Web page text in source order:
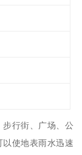
行街、广场、公
使地表雨水迅速